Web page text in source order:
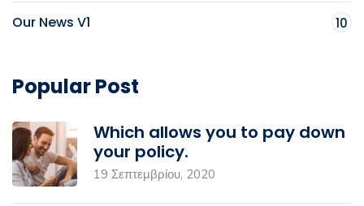
Our News V1 10
Popular Post
Which allows you to pay down
your policy.
19 Σεπτεμβρίου, 2020